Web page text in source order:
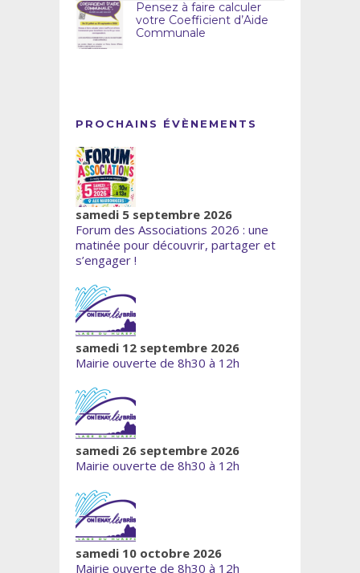
Pensez à faire calculer
votre Coefficient d’Aide
Communale
PROCHAINS ÉVÈNEMENTS
samedi 5 septembre 2026
Forum des Associations 2026 : une
matinée pour découvrir, partager et
s’engager !
samedi 12 septembre 2026
Mairie ouverte de 8h30 à 12h
samedi 26 septembre 2026
Mairie ouverte de 8h30 à 12h
samedi 10 octobre 2026
Mairie ouverte de 8h30 à 12h